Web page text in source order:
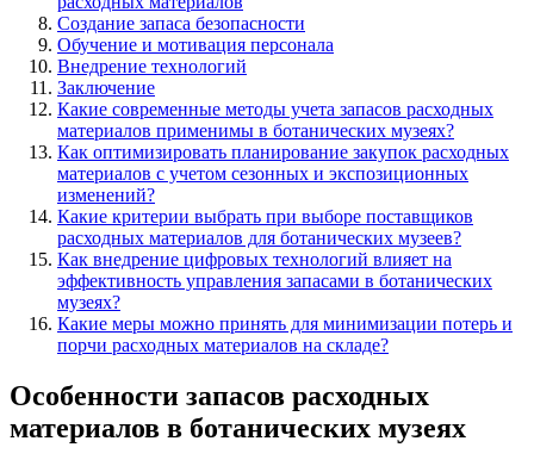
Создание запаса безопасности
Обучение и мотивация персонала
Внедрение технологий
Заключение
Какие современные методы учета запасов расходных
материалов применимы в ботанических музеях?
Как оптимизировать планирование закупок расходных
материалов с учетом сезонных и экспозиционных
изменений?
Какие критерии выбрать при выборе поставщиков
расходных материалов для ботанических музеев?
Как внедрение цифровых технологий влияет на
эффективность управления запасами в ботанических
музеях?
Какие меры можно принять для минимизации потерь и
порчи расходных материалов на складе?
Особенности запасов расходных
материалов в ботанических музеях